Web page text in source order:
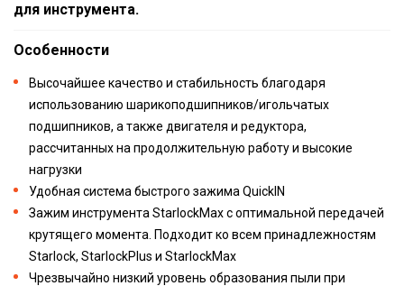
для инструмента.
Особенности
Высочайшее качество и стабильность благодаря
использованию шарикоподшипников/игольчатых
подшипников, а также двигателя и редуктора,
рассчитанных на продолжительную работу и высокие
нагрузки
Удобная система быстрого зажима QuickIN
Зажим инструмента StarlockMax с оптимальной передачей
крутящего момента. Подходит ко всем принадлежностям
Starlock, StarlockPlus и StarlockMax
Чрезвычайно низкий уровень образования пыли при